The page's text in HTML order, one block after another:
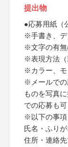
提出物
●応募用紙（
※手書き、デ
※文字の有無
※表現方法（
※カラー、モ
※メールでの
ものを写真
での応募も可
※以下の事項
氏名・ふり
住所・連絡